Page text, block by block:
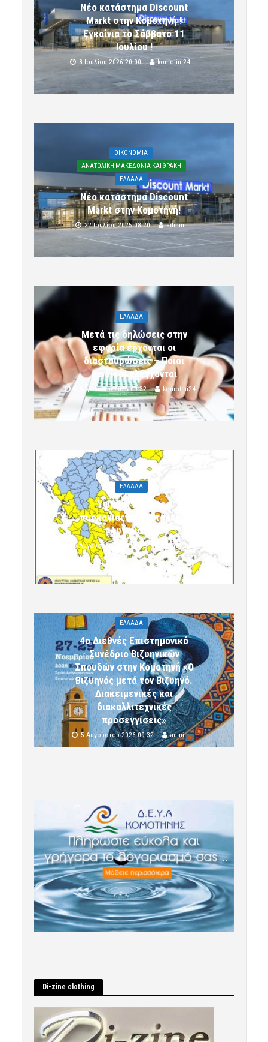
Νέο κατάστημα Discount
Markt στην Κομοτηνή !
Εγκαίνια το Σάββατο 11
Ιουλίου !
8 Ιουλίου 2026 20:00 komotini24
OIKONOMIA
ΑΝΑΤΟΛΙΚΗ ΜΑΚΕΔΟΝΙΑ ΚΑΙ ΘΡΑΚΗ
ΕΛΛΑΔΑ
Νέο κατάστημα Discount
Markt στην Κομοτηνή!
22 Ιουλίου 2025 08:20 admin
ΕΛΛΑΔΑ
Μετά τις δηλώσεις στην
εφορία έρχονται οι
διασταυρώσεις – Ποιοι
κωδικοί ελέγχονται
5 Αυγούστου 2026 09:32 komotini24
ΕΛΛΑΔΑ
Υψηλός κίνδυνος
πυρκαγιάς την Τετάρτη 5
Αυγούστου
5 Αυγούστου 2026 09:32 komotini24
ΕΛΛΑΔΑ
4ο Διεθνές Επιστημονικό
Συνέδριο Βιζυηνικών
Σπουδών στην Κομοτηνή «Ο
Βιζυηνός μετά τον Βιζυηνό.
Διακειμενικές και
διακαλλιτεχνικές
προσεγγίσεις»
5 Αυγούστου 2026 09:32 admin
Di-zine clothing